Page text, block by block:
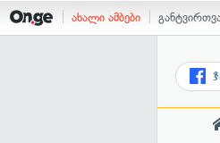
ახალი ამბები